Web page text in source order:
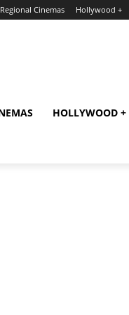
Regional Cinemas Hollywood +
HOLLYWOOD +